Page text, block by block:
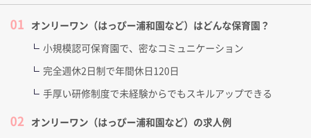
オンリーワン（はっぴー浦和園など）はどんな保育園？
小規模認可保育園で、密なコミュニケーション
完全週休2日制で年間休日120日
手厚い研修制度で未経験からでもスキルアップできる
オンリーワン（はっぴー浦和園など）の求人例